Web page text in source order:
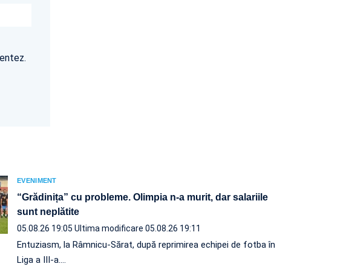
EVENIMENT
“Grădinița” cu probleme. Olimpia n-a murit, dar salariile
sunt neplătite
05.08.26 19:05 Ultima modificare 05.08.26 19:11
Entuziasm, la Râmnicu-Sărat, după reprimirea echipei de fotba în
Liga a III-a.…